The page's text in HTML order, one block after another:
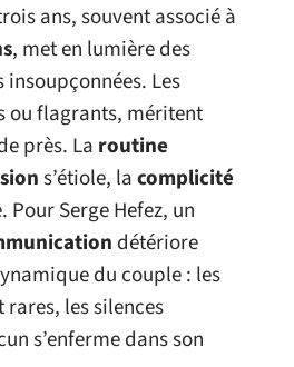
ans, souvent associé à
, met en lumière des
Les
ou flagrants, méritent
près. La routine
s’étiole, lacomplicité
Pour Serge Hefez, un
détériore
du couple : les
rares, les silences
s’enferme dans son